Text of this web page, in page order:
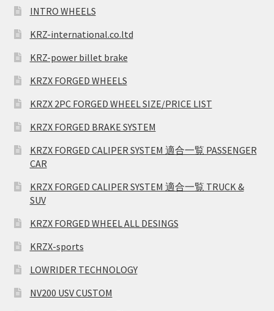
INTRO WHEELS
KRZ-international.co.ltd
KRZ-power billet brake
KRZX FORGED WHEELS
KRZX 2PC FORGED WHEEL SIZE/PRICE LIST
KRZX FORGED BRAKE SYSTEM
KRZX FORGED CALIPER SYSTEM 適合一覧 PASSENGER
CAR
KRZX FORGED CALIPER SYSTEM 適合一覧 TRUCK &
SUV
KRZX FORGED WHEEL ALL DESINGS
KRZX-sports
LOWRIDER TECHNOLOGY
NV200 USV CUSTOM